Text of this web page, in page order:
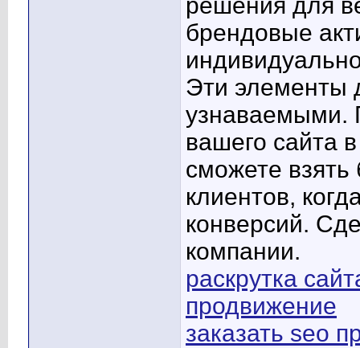
решения для
брендовые
Эти элементы
узнаваемыми.
вашего сайта
сможете
клиентов,
конверсий.
компании.
раскрутка
продвижение
заказать seo